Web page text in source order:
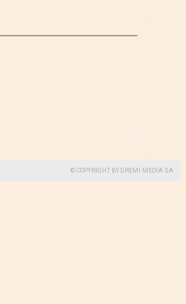
© COPYRIGHT BY GREMI MEDIA SA